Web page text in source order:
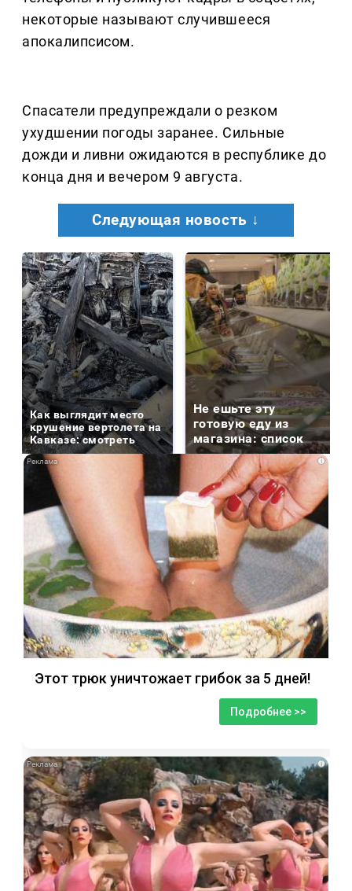
некоторые называют случившееся
апокалипсисом.
Спасатели предупреждали о резком
ухудшении погоды заранее. Сильные
дожди и ливни ожидаются в республике до
конца дня и вечером 9 августа.
Следующая новость ↓
Как выглядит место
крушение вертолета на
Кавказе: смотреть
Не ешьте эту
готовую еду из
магазина: список
i
Этот трюк уничтожает грибок за 5 дней!
Подробнее >>
i